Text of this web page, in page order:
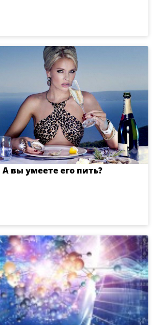
вы умеете его пить?